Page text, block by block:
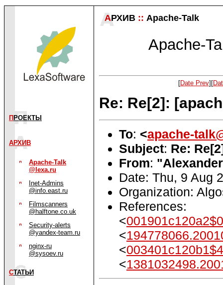
П РОЕКТЫ
АРХИВ
Apache-Talk
@lexa.ru
Inet-Admins
@info.east.ru
Filmscanners
@halftone.co.uk
Security-alerts
@yandex-team.ru
nginx-ru
@sysoev.ru
СТАТЬИ
АРХИВ :: Apache-Talk
Apache-
[Date Prev][
Re: Re[2]:
To: <apache-
Subject: Re:
From:
Date: Thu, 9 Aug
Organization:
References:
<
<
<
<